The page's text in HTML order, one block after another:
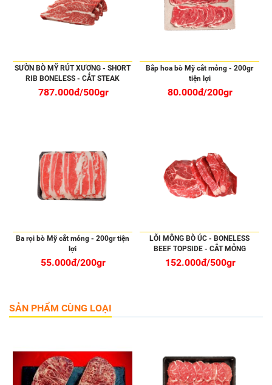
SƯỜN BÒ MỸ RÚT XƯƠNG - SHORT
RIB BONELESS - CẮT STEAK
787.000đ/500gr
Bắp hoa bò Mỹ cắt mỏng - 200gr
tiện lợi
80.000đ/200gr
Ba rọi bò Mỹ cắt mỏng - 200gr tiện
lợi
55.000đ/200gr
LÕI MÔNG BÒ ÚC - BONELESS
BEEF TOPSIDE - CẮT MỎNG
152.000đ/500gr
SẢN PHẨM CÙNG LOẠI